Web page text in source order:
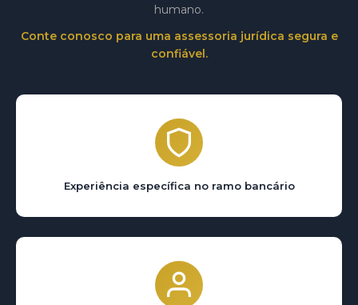
humano.
Conte conosco para uma assessoria jurídica segura e
confiável.
Experiência específica no ramo bancário